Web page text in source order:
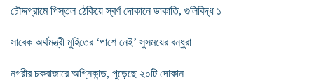
চৌদ্দগ্রামে পিস্তল ঠেকিয়ে স্বর্ণ দোকানে ডাকাতি, গুলিবিদ্ধ ১
সাবেক অর্থমন্ত্রী মুহিতের ‘পাশে নেই’ সুসময়ের বন্ধুরা
নগরীর চকবাজারে অগ্নিকান্ড, পুড়েছে ২০টি দোকান